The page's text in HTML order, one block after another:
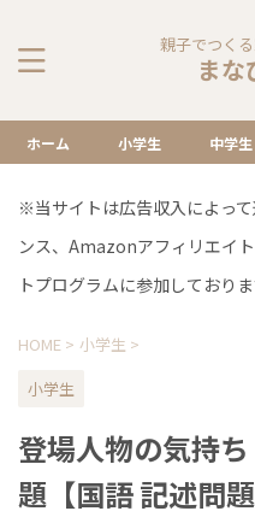
親子でつく
まな
ホーム 小学生 中学生
※当サイトは広告収入によっ
ンス、Amazonアフィリエイ
トプログラムに参加しておりま
HOME > 小学生 >
小学生
登場人物の気持
題【国語 記述問